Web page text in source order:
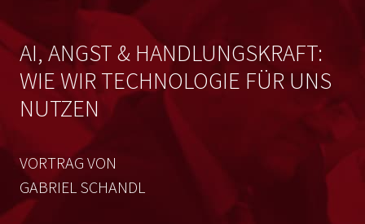
AI, ANGST & HANDLUNGSKRAFT:
WIE WIR TECHNOLOGIE FÜR UNS
NUTZEN
VORTRAG VON
GABRIEL SCHANDL